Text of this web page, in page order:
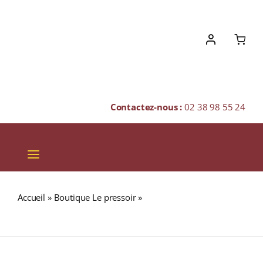
Contactez-nous :02 38 98 55 24
Toggle
Navigation
SPIRITUEUX
Accueil » Boutique Le pressoir»